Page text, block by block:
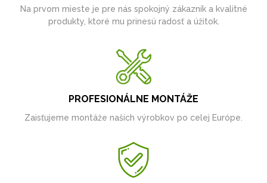
Na prvom mieste je pre nás spokojný zákazník a kvalitné
produkty, ktoré mu prinesú radosť a úžitok.
PROFESIONÁLNE MONTÁŽE
Zaisťujeme montáže našich výrobkov po celej Európe.